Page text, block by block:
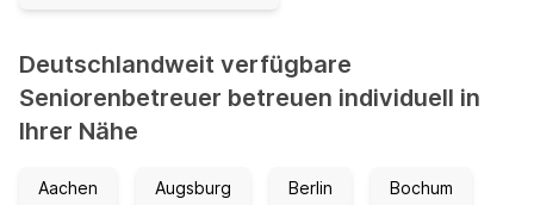
Deutschlandweit verfügbare
Seniorenbetreuer betreuen individuell in
Ihrer Nähe
Aachen Augsburg Berlin Bochum